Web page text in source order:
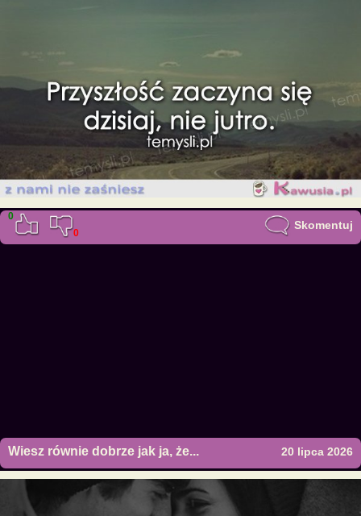
0
0
Skomentuj
Wiesz równie dobrze jak ja, że... 20 lipca 2026